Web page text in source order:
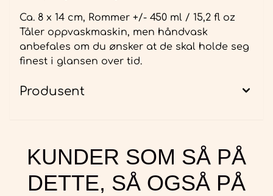
Ca. 8 x 14 cm, Rommer +/- 450 ml / 15,2 fl oz
Tåler oppvaskmaskin, men håndvask
anbefales om du ønsker at de skal holde seg
finest i glansen over tid.
Produsent
KUNDER SOM SÅ PÅ
DETTE, SÅ OGSÅ PÅ